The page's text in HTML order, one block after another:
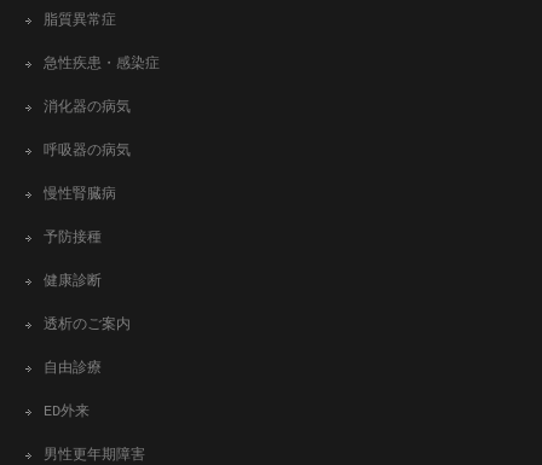
脂質異常症
急性疾患・感染症
消化器の病気
呼吸器の病気
慢性腎臓病
予防接種
健康診断
透析のご案内
自由診療
ED外来
男性更年期障害